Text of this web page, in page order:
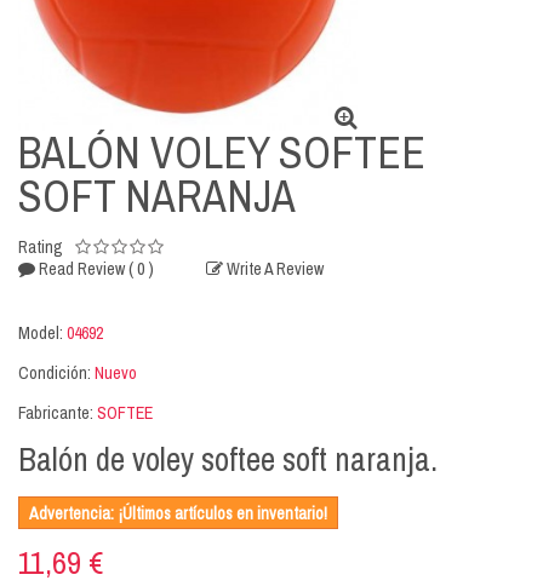
BALÓN VOLEY SOFTEE
SOFT NARANJA
Rating
Read Review( 0 ) Write A Review
Model: 04692
Condición: Nuevo
Fabricante: SOFTEE
Balón de voley softee soft naranja.
Advertencia: ¡Últimos artículos en inventario!
11,69 €